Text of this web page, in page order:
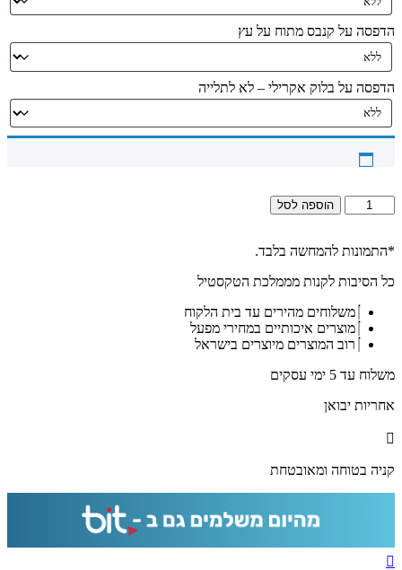
הדפסה על קנבס מתוח על עץ
הדפסה על בלוק אקרילי – לא לתלייה
כמות
של
-
אשר
מעוצבת
בשחור
קנבס
זכוכית
הוספה לסל
*התמונות להמחשה בלבד.
כל הסיבות לקנות מממלכת הטקסטיל
משלוחים מהירים עד בית הלקוח
מוצרים איכותיים במחירי מפעל
רוב המוצרים מיוצרים בישראל
משלוח עד 5 ימי עסקים
אחריות יבואן
קניה בטוחה ומאובטחת